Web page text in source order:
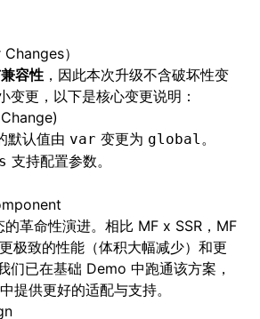
）
容性 ，因此本次升级不含破坏性变
变更，以下是核心变更说明：
默认值由 var 变更为 global 。
支持配置参数。
革命性演进。相比 MF x SSR，MF
极致的性能（体积大幅减少）和更
们已在基础 Demo 中跑通该方案，
提供更好的适配与支持。